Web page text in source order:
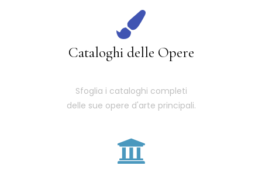
Cataloghi delle Opere
Sfoglia i cataloghi completi
delle sue opere d'arte principali.